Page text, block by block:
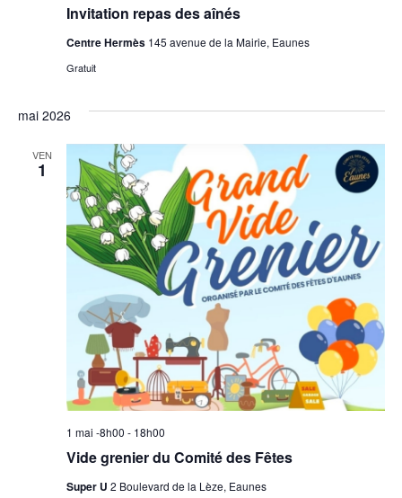
Invitation repas des aînés
Centre Hermès 145 avenue de la Mairie, Eaunes
Gratuit
mai 2026
VEN
1
Vide grenier du Comité des Fêtes
1 mai -8h00 - 18h00
Super U 2 Boulevard de la Lèze, Eaunes